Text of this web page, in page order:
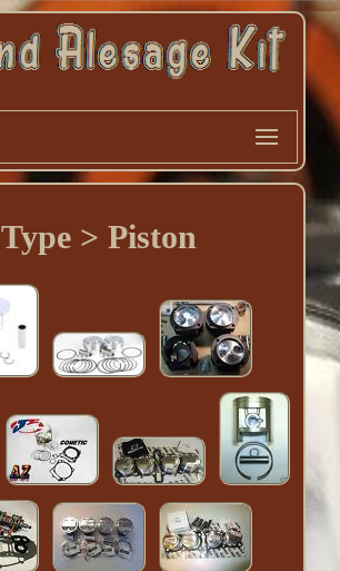
Type > Piston